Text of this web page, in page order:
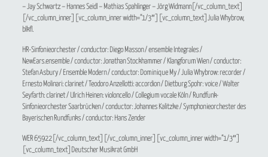
– Jay Schwartz – Hannes Seidl – Mathias Spahlinger – Jörg Widmann[/vc_column_text]
[/vc_column_inner][vc_column_inner width=“1/3″][vc_column_text]Julia Whybrow,
blkfl.
HR-Sinfonieorchester / conductor: Diego Masson / ensemble Integrales /
NewEars.ensemble / conductor: Jonathan Stockhammer / Klangforum Wien / conductor:
Stefan Asbury / Ensemble Modern / conductor: Dominique My / Julia Whybrow: recorder /
Ernesto Molinari: clarinet / Teodoro Anzellotti: accordion / Dietburg Spohr: voice / Walter
Seyfarth: clarinet / Ulrich Heinen: violoncello / Collegium vocale Köln / Rundfunk-
Sinfonieorchester Saarbrücken / conductor: Johannes Kalitzke / Symphonieorchester des
Bayerischen Rundfunks / conductor: Hans Zender
WER 65922[/vc_column_text][/vc_column_inner][vc_column_inner width=“1/3″]
[vc_column_text]Deutscher Musikrat GmbH